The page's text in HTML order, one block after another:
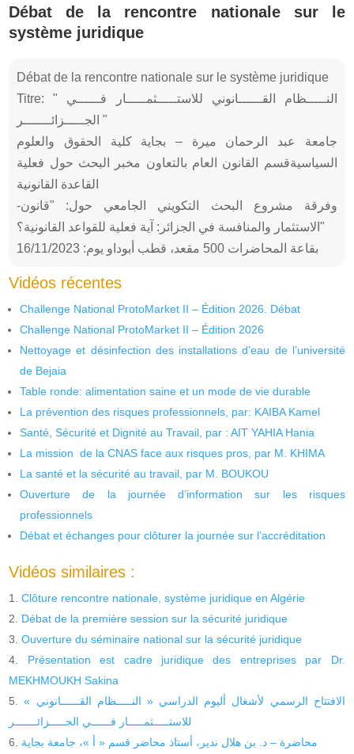
Débat de la rencontre nationale sur le
système juridique
Débat de la rencontre nationale sur le système juridique
Titre: " النـــــظام القــــــانوني للاستـــــثمـــــار فــــــي
الجـــــزائـــــــر "
جامعة عبد الرحمان ميرة – بجاية كلية الحقوق والعلوم
السياسيةقسم القانون العام بالتعاون مخبر البحث حول فعلية
القاعدة القانونية
-وفرقة مشروع البحث التكويني الجامعي حول: "قانون
الاستثمار والمنافسة في الجزائر: آية فعلية للقواعد القانونية؟"
بقاعة المحاضرات 500 مقعد، قطب أبوداو يوم: 16/11/2023
Vidéos récentes
Challenge National ProtoMarket II – Édition 2026. Débat
Challenge National ProtoMarket II – Édition 2026
Nettoyage et désinfection des installations d’eau de l’université
de Bejaia
Table ronde: alimentation saine et un mode de vie durable
La prévention des risques professionnels, par: KAIBA Kamel
Santé, Sécurité et Dignité au Travail, par : AIT YAHIA Hania
La mission de la CNAS face aux risques pros, par M. KHIMA
La santé et la sécurité au travail, par M. BOUKOU
Ouverture de la journée d’information sur les risques
professionnels
Débat et échanges pour clôturer la journée sur l’accréditation
Vidéos similaires :
Clôture rencontre nationale, système juridique en Algérie
Débat de la première session sur la sécurité juridique
Ouverture du séminaire national sur la sécurité juridique
Présentation est cadre juridique des entreprises par Dr.
MEKHMOUKH Sakina
« الافتتاح الرسمي لأشغال أليوم الدراسي « النـــــظام القــــــانوني
للاستـــــثمـــــار فــــــي الجـــــزائـــــــر
محاضرة – د. بن هلال ندير، أستاذ محاضر قسم « أ »، جامعة بجاية